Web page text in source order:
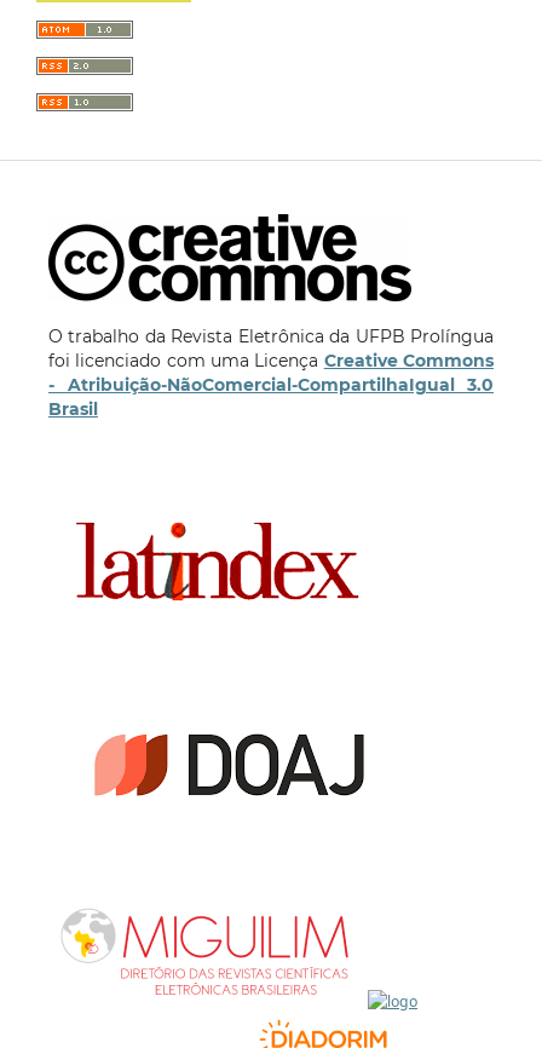
O trabalho da Revista Eletrônica da UFPB Prolíngua
foi licenciado com uma Licença Creative Commons
- Atribuição-NãoComercial-CompartilhaIgual 3.0
Brasil